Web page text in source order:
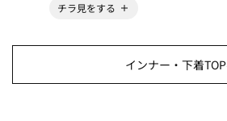
チラ見をする
インナー・下着